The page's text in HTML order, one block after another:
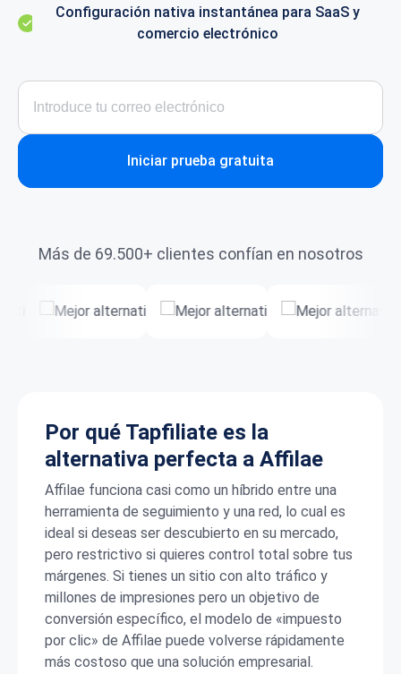
Configuración nativa instantánea para SaaS y
comercio electrónico
Iniciar prueba gratuita
Más de 69.500+ clientes confían en nosotros
Por qué Tapfiliate es la
alternativa perfecta a Affilae
Affilae funciona casi como un híbrido entre una
herramienta de seguimiento y una red, lo cual es
ideal si deseas ser descubierto en su mercado,
pero restrictivo si quieres control total sobre tus
márgenes. Si tienes un sitio con alto tráfico y
millones de impresiones pero un objetivo de
conversión específico, el modelo de «impuesto
por clic» de Affilae puede volverse rápidamente
más costoso que una solución empresarial.